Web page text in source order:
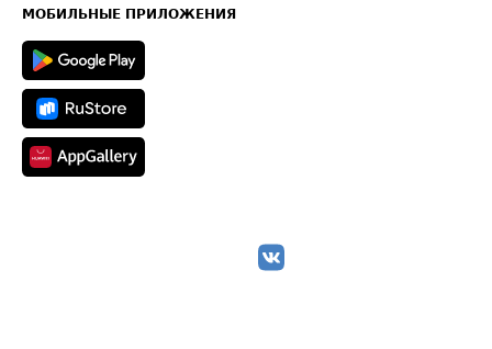
Техническая информация
МОБИЛЬНЫЕ ПРИЛОЖЕНИЯ